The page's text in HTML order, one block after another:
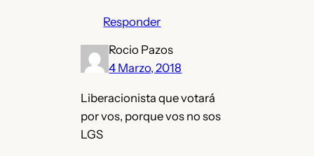
Responder
Rocio Pazos
4 Marzo, 2018
Liberacionista que votará
por vos, porque vos no sos
LGS